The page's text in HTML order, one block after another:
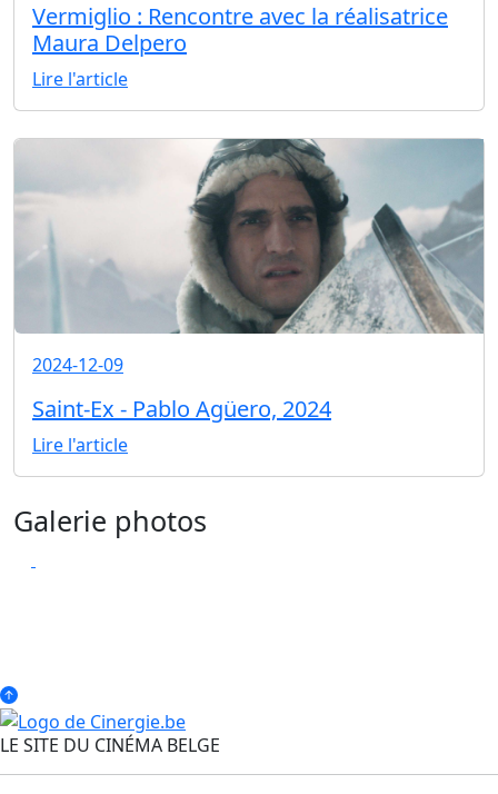
Vermiglio : Rencontre avec la réalisatrice
Maura Delpero
Lire l'article
2024-12-09
Saint-Ex - Pablo Agüero, 2024
Lire l'article
Galerie photos
LE SITE DU CINÉMA BELGE